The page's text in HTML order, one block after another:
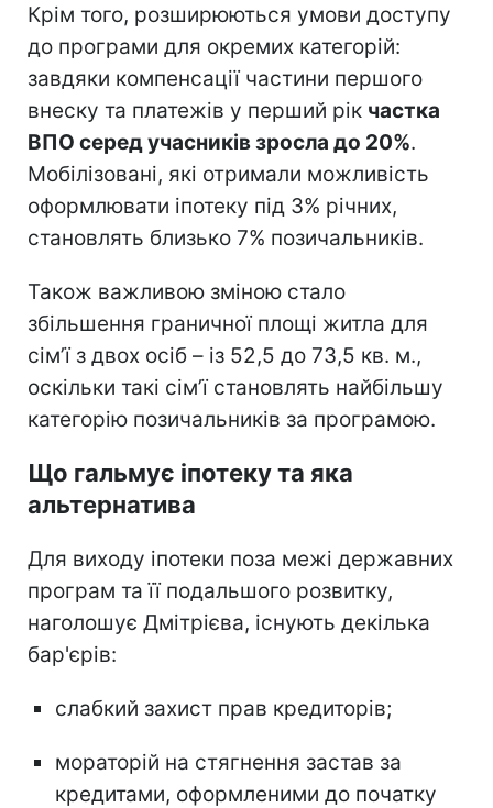
Крім того, розширюються умови доступу
до програми для окремих категорій:
завдяки компенсації частини першого
внеску та платежів у перший рік частка
ВПО серед учасників зросла до 20%.
Мобілізовані, які отримали можливість
оформлювати іпотеку під 3% річних,
становлять близько 7% позичальників.
Також важливою зміною стало
збільшення граничної площі житла для
сім’ї з двох осіб – із 52,5 до 73,5 кв. м.,
оскільки такі сім’ї становлять найбільшу
категорію позичальників за програмою.
Що гальмує іпотеку та яка
альтернатива
Для виходу іпотеки поза межі державних
програм та її подальшого розвитку,
наголошує Дмітрієва, існують декілька
бар'єрів:
слабкий захист прав кредиторів;
мораторій на стягнення застав за
кредитами, оформленими до початку